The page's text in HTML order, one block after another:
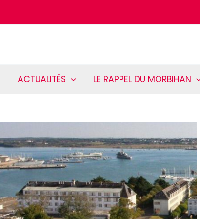
ACTUALITÉS LE RAPPEL DU MORBIHAN